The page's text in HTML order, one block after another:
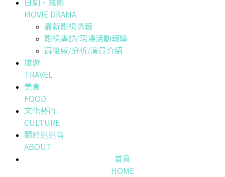
MOVIE DRAMA
最新影視情報
影視專訪/現場活動報導
觀後感/分析/演員介紹
旅遊
TRAVEL
美食
FOOD
文化藝術
CULTURE
關於迷迷音
ABOUT
首頁
HOME